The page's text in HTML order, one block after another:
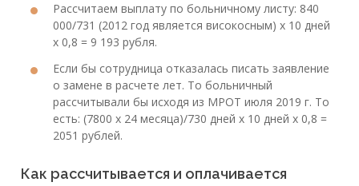
Рассчитаем выплату по больничному листу: 840
000/731 (2012 год является високосным) х 10 дней
х 0,8 = 9 193 рубля.
Если бы сотрудница отказалась писать заявление
о замене в расчете лет. То больничный
рассчитывали бы исходя из МРОТ июля 2019 г. То
есть: (7800 х 24 месяца)/730 дней х 10 дней х 0,8 =
2051 рублей.
Как рассчитывается и оплачивается